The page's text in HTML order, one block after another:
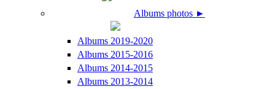
Albums photos ►
Albums 2019-2020
Albums 2015-2016
Albums 2014-2015
Albums 2013-2014